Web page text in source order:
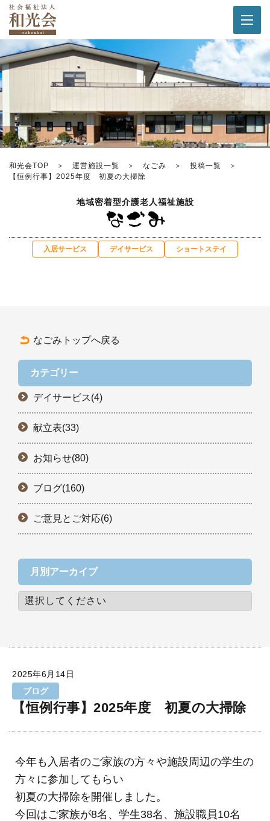
和光会TOP 運営施設一覧 なごみ
投稿一覧
【恒例行事】2025年度 初夏の大掃除
地域密着型介護老人福祉施設
入居サービス デイサービス ショートステイ
なごみトップへ戻る
カテゴリー
デイサービス(4)
献立表(33)
お知らせ(80)
ブログ(160)
ご意見とご対応(6)
月別アーカイブ
2025年6月14日
ブログ
【恒例行事】2025年度 初夏の大掃除
今年も入居者のご家族の方々や施設周辺の学生の
方々に参加してもらい
初夏の大掃除を開催しました。
今回はご家族が8名、学生38名、施設職員10名